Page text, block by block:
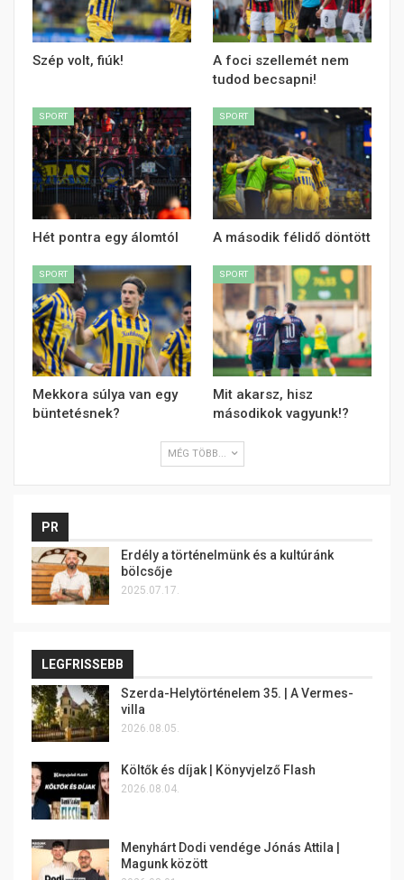
Szép volt, fiúk!
A foci szellemét nem
tudod becsapni!
SPORT
Hét pontra egy álomtól
SPORT
A második félidő döntött
SPORT
Mekkora súlya van egy
büntetésnek?
SPORT
Mit akarsz, hisz
másodikok vagyunk!?
MÉG TÖBB...
PR
Erdély a történelmünk és a kultúránk
bölcsője
2025.07.17.
LEGFRISSEBB
Szerda-Helytörténelem 35. | A Vermes-
villa
2026.08.05.
Költők és díjak | Könyvjelző Flash
2026.08.04.
Menyhárt Dodi vendége Jónás Attila |
Magunk között